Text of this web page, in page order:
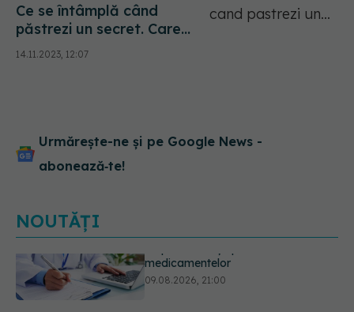
Ce se întâmplă când
păstrezi un secret. Care
este impactul asupra
psihicului tău. De ce unele
14.11.2023, 12:07
Urmărește-ne și pe Google News -
abonează‑te!
NOUTĂȚI
De ce nu trebuie să cureți vinetele.